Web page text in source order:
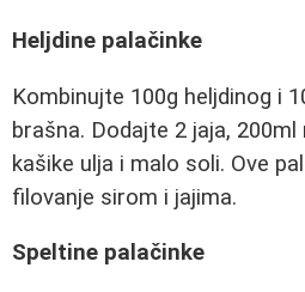
Heljdine palačinke
Kombinujte 100g heljdinog i
brašna. Dodajte 2 jaja,
kašike ulja i malo soli. Ove
filovanje sirom i jajima.
Speltine palačinke